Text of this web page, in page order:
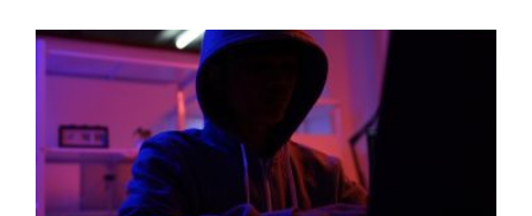
faut. De plus, la législation du travail constitue un
obstacle. Les conditions sont-elles équitables pour tous